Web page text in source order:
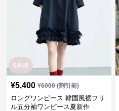
SALE
¥5,400 ¥6000(割引前)
ロングワンピース 韓国風裾フリ
ル五分袖ワンピース夏新作